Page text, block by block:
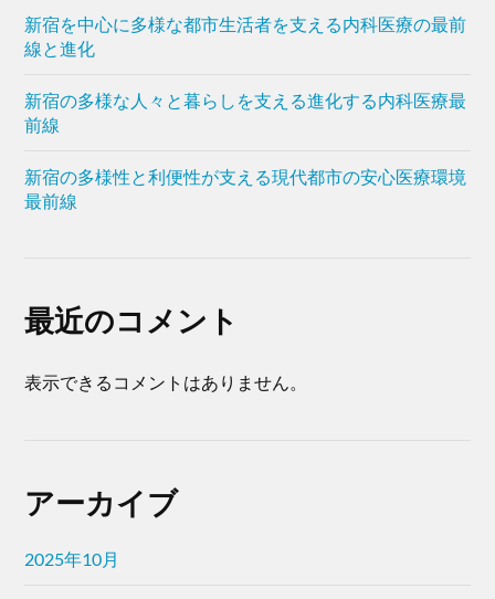
新宿を中心に多様な都市生活者を支える内科医療の最前
線と進化
新宿の多様な人々と暮らしを支える進化する内科医療最
前線
新宿の多様性と利便性が支える現代都市の安心医療環境
最前線
最近のコメント
表示できるコメントはありません。
アーカイブ
2025年10月